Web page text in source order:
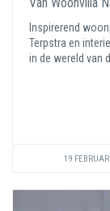
Inspirerend
Terpstra en
in de wereld van
19